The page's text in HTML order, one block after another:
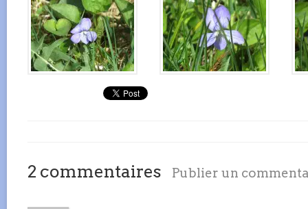
2 commentaires Publier un